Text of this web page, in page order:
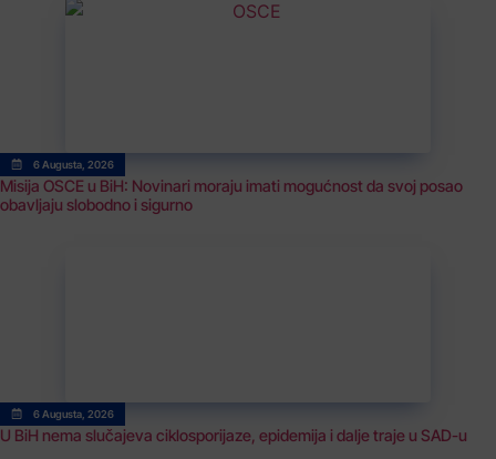
6 Augusta, 2026
Misija OSCE u BiH: Novinari moraju imati mogućnost da svoj posao
obavljaju slobodno i sigurno
6 Augusta, 2026
U BiH nema slučajeva ciklosporijaze, epidemija i dalje traje u SAD-u